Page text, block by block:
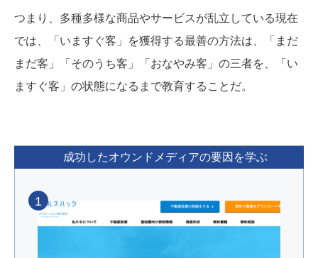
つまり、多種多様な商品やサービスが乱立している現在
では、「いますぐ客」を獲得する最善の方法は、「まだ
まだ客」「そのうち客」「おなやみ客」の三者を、「い
ますぐ客」の状態になるまで教育することだ。
成功したオウンドメディアの要因を学ぶ
1